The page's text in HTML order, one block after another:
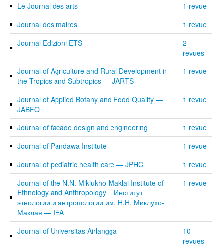
Le Journal des arts
1 revue
Journal des maires
1 revue
Journal Edizioni ETS
2
revues
Journal of Agriculture and Rural Development in
the Tropics and Subtropics — JARTS
1 revue
Journal of Applied Botany and Food Quality —
JABFQ
1 revue
Journal of facade design and engineering
1 revue
Journal of Pandawa Institute
1 revue
Journal of pediatric health care — JPHC
1 revue
Journal of the N.N. Miklukho-Maklai Institute of
Ethnology and Anthropology = Институт
этнологии и антропологии им. Н.Н. Миклухо-
Маклая — IEA
1 revue
Journal of Universitas Airlangga
10
revues